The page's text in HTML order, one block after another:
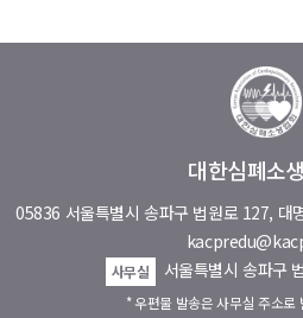
대한심폐소
05836 서울특별시 송파구 법원로 127, 대
사무실 서울특별시 송파구
* 우편물 발송은 사무실 주소로